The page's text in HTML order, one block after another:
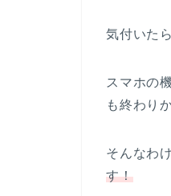
気付いた
スマホの
も終わり
そんなわ
す！